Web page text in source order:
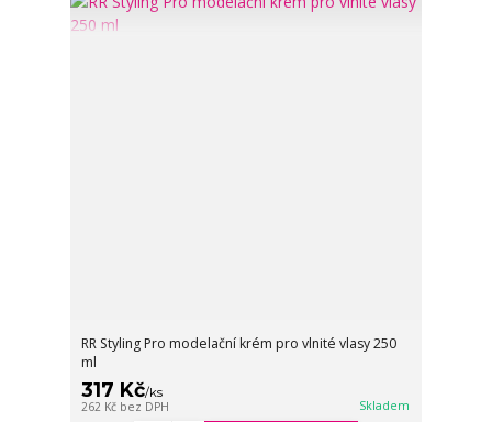
RR Styling Pro modelační krém pro vlnité vlasy 250
ml
317 Kč/ks
262 Kč bez DPH Skladem